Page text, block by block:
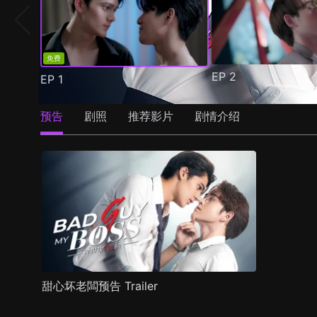
免费
EP 1 EP2
预告 剧照 推荐影片 剧情介绍
甜心坏老闆预告 Trailer